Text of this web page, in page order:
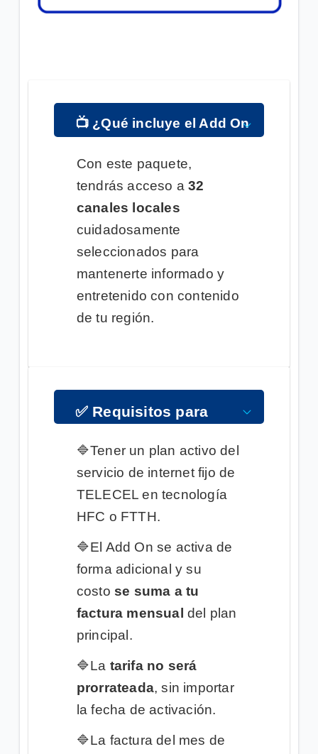
📺 ¿Qué incluye el Add On
Con este paquete,
tendrás acceso a32
canales locales
cuidadosamente
seleccionados para
mantenerte informado y
entretenido con contenido
de tu región.
✅ Requisitos para
🔷Tener un plan activo del
servicio de internet fijo de
TELECEL en tecnología
HFC o FTTH.
🔷El Add On se activa de
forma adicional y su
costo se suma a tu
factura mensual del plan
principal.
🔷La tarifa no será
prorrateada, sin importar
la fecha de activación.
🔷La factura del mes de